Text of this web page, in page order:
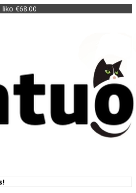
€68.00